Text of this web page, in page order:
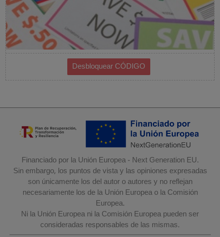
Financiado por la Unión Europea - Next Generation EU.
Sin embargo, los puntos de vista y las opiniones expresadas
son únicamente los del autor o autores y no reflejan
necesariamente los de la Unión Europea o la Comisión
Europea.
Ni la Unión Europea ni la Comisión Europea pueden ser
consideradas responsables de las mismas.